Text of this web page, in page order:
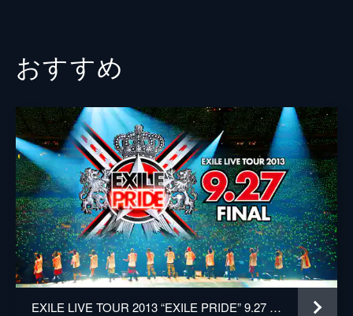
おすすめ
EXILE LIVE TOUR 2013 “EXILE PRIDE” 9.27 FINAL